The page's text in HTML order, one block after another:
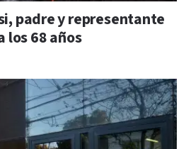
padre y representante
los 68 años